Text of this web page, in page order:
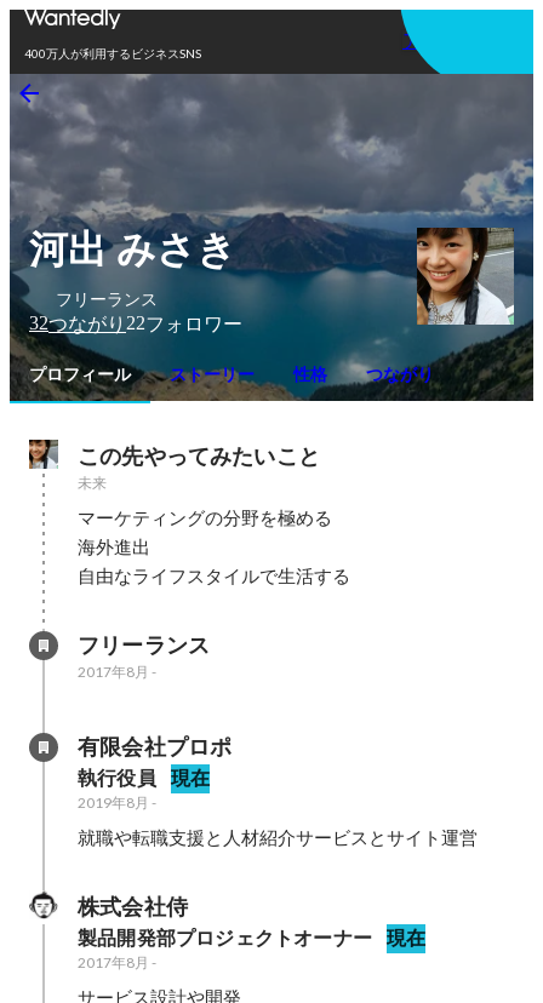
400万人が利用するビジネスSNS
アプリを使う
河出 みさき
フリーランス
32つながり 22フォロワー
プロフィール ストーリー 性格 つながり
この先やってみたいこと
未来
マーケティングの分野を極める
海外進出
自由なライフスタイルで生活する
フリーランス
2017年8月 -
有限会社プロポ
執行役員 現在
2019年8月 -
就職や転職支援と人材紹介サービスとサイト運営
株式会社侍
製品開発部プロジェクトオーナー 現在
2017年8月 -
サービス設計や開発